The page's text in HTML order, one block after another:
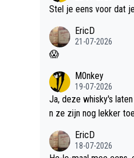
Stel je eens voor dat
EricD
21-07-2026
😱
M0nkey
19-07-2026
Ja, deze whisky's
n ze zijn nog lekker
EricD
18-07-2026